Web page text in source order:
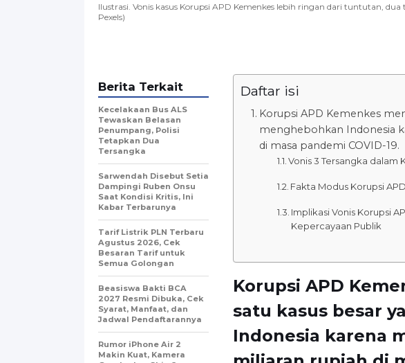
Ilustrasi. Vonis kasus Korupsi APD Kemenkes lebih ringan dari tuntutan,
Pexels)
Daftar isi
Korupsi APD Kemenkes
menghebohkan Indonesia
di masa pandemi COVID-19.
Vonis 3 Tersangka dalam
Fakta Modus Korupsi
Implikasi Vonis Korupsi
Kepercayaan Publik
Korupsi APD
satu kasus besar
Indonesia karena
Berita Terkait
Kecelakaan Bus ALS
Tewaskan Belasan
Penumpang, Polisi
Tetapkan Dua
Tersangka
Sarwendah Disebut Setia
Dampingi Ruben Onsu
Saat Kondisi Kritis, Ini
Kabar Terbarunya
Tarif Listrik PLN Terbaru
Agustus 2026, Cek
Besaran Tarif untuk
Semua Golongan
Beasiswa Bakti BCA
2027 Resmi Dibuka, Cek
Syarat, Manfaat, dan
Jadwal Pendaftarannya
Rumor iPhone Air 2
Makin Kuat, Kamera